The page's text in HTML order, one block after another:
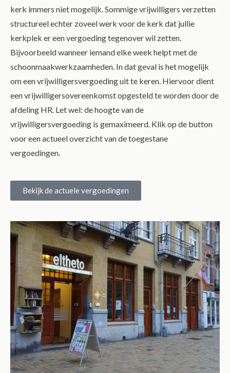
kerk immers niet mogelijk. Sommige vrijwilligers verzetten
structureel echter zoveel werk voor de kerk dat jullie
kerkplek er een vergoeding tegenover wil zetten.
Bijvoorbeeld wanneer iemand elke week helpt met de
schoonmaakwerkzaamheden. In dat geval is het mogelijk
om een vrijwilligersvergoeding uit te keren. Hiervoor dient
een vrijwilligersovereenkomst opgesteld te worden door de
afdeling HR. Let wel: de hoogte van de
vrijwilligersvergoeding is gemaximeerd. Klik op de button
voor een actueel overzicht van de toegestane
vergoedingen.
Bekijk de actuele vergoedingen